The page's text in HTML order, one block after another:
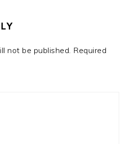
not be published. Required